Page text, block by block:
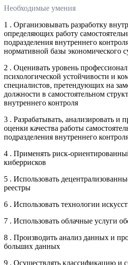
Необходимые умения
1 . Организовывать разработку
определяющих работу
подразделения внутреннего
нормативной базы экономического
2 . Оценивать уровень
психологической устойчивости и
специалистов, претендующих на
должности в самостоятельном
внутреннего контроля
3 . Разрабатывать, анализировать и
оценки качества работы
подразделения внутреннего
4 . Применять риск-
киберрисков
5 . Использовать
реестры
6 . Использовать технологии
7 . Использовать облачные услуги
8 . Производить анализ данных и
больших данных
9 . Осуществлять классификацию и